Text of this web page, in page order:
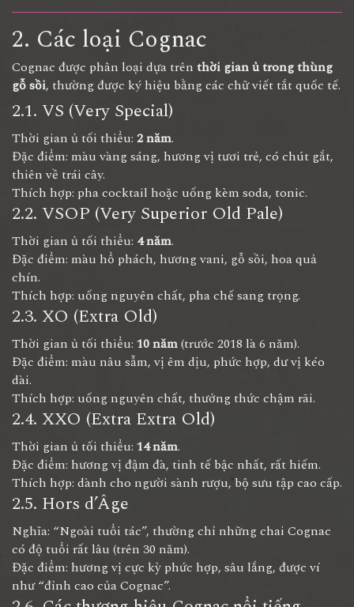
2. Các loại Cognac
Cognac được phân loại dựa trên thời gian ủ trong thùng
gỗ sồi, thường được ký hiệu bằng các chữ viết tắt quốc tế.
2.1. VS (Very Special)
Thời gian ủ tối thiểu: 2 năm.
Đặc điểm: màu vàng sáng, hương vị tươi trẻ, có chút gắt,
thiên về trái cây.
Thích hợp: pha cocktail hoặc uống kèm soda, tonic.
2.2. VSOP (Very Superior Old Pale)
Thời gian ủ tối thiểu: 4 năm.
Đặc điểm: màu hổ phách, hương vani, gỗ sồi, hoa quả
chín.
Thích hợp: uống nguyên chất, pha chế sang trọng.
2.3. XO (Extra Old)
Thời gian ủ tối thiểu: 10 năm(trước 2018 là 6 năm).
Đặc điểm: màu nâu sẫm, vị êm dịu, phức hợp, dư vị kéo
dài.
Thích hợp: uống nguyên chất, thưởng thức chậm rãi.
2.4. XXO (Extra Extra Old)
Thời gian ủ tối thiểu: 14 năm.
Đặc điểm: hương vị đậm đà, tinh tế bậc nhất, rất hiếm.
Thích hợp: dành cho người sành rượu, bộ sưu tập cao cấp.
2.5. Hors d’Âge
Nghĩa: “Ngoài tuổi tác”, thường chỉ những chai Cognac
có độ tuổi rất lâu (trên 30 năm).
Đặc điểm: hương vị cực kỳ phức hợp, sâu lắng, được ví
như “đỉnh cao của Cognac”.